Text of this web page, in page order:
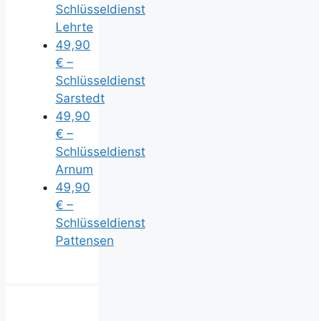
Schlüsseldienst
Lehrte
49,90
€ –
Schlüsseldienst
Sarstedt
49,90
€ –
Schlüsseldienst
Arnum
49,90
€ –
Schlüsseldienst
Pattensen